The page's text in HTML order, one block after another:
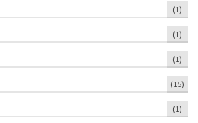
(1)
(1)
(1)
(15)
(1)